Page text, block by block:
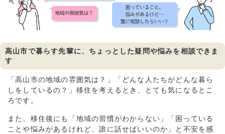
高山市で暮らす先輩に、ちょっとした疑問や悩みを相談できま
す
「高山市の地域の雰囲気は？」「どんな人たちがどんな暮ら
しをしているの？」移住を考えるとき、とても気になるとこ
ろです。
また、移住後にも「地域の習慣がわからない」「困っている
ことや悩みがあるけれど、誰に話せばいいのか」と不安を感